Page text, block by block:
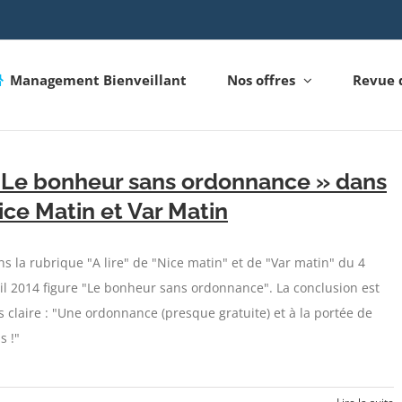
Management Bienveillant Nos offres Revue
bonheur sans ordonnance » dans
Matin et Var Matin
la rubrique "A lire" de "Nice matin" et de "Var matin" du 4
2014 figure "Le bonheur sans ordonnance". La conclusion est
claire : "Une ordonnance (presque gratuite) et à la portée de
!"